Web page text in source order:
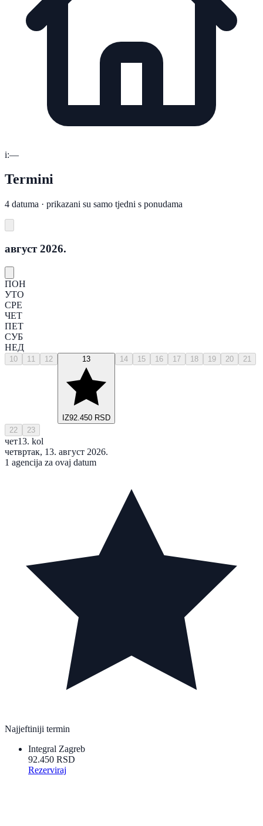
i:—
Termini
4 datuma · prikazani su samo tjedni s ponudama
август 2026.
ПОН
УТО
СРЕ
ЧЕТ
ПЕТ
СУБ
НЕД
10 11 12 13
IZ92.450 RSD
14 15 16 17 18 19 20 21
22 23
чет13. kol
четвртак, 13. август 2026.
1 agencija za ovaj datum
Najjeftiniji termin
Integral Zagreb
92.450 RSD
Rezerviraj